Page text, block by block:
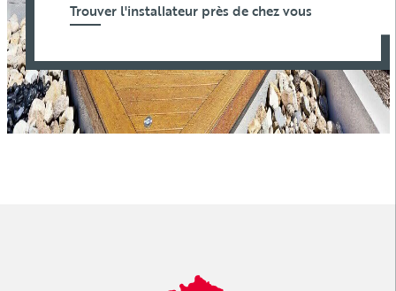
Trouver l'installateur près de chez vous